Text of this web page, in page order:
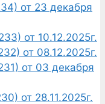
от 23 декабря
от 10.12.2025г.
от 08.12.2025г.
от 03 декабря
от 28.11.2025г.